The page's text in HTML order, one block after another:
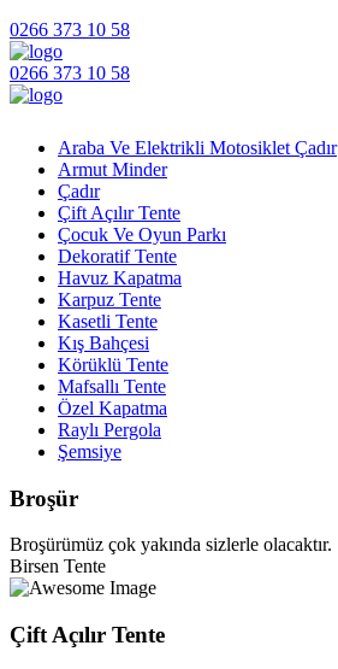
0266 373 10 58
0266 373 10 58
Araba Ve Elektrikli Motosiklet Çadır
Armut Minder
Çadır
Çift Açılır Tente
Çocuk Ve Oyun Parkı
Dekoratif Tente
Havuz Kapatma
Karpuz Tente
Kasetli Tente
Kış Bahçesi
Körüklü Tente
Mafsallı Tente
Özel Kapatma
Raylı Pergola
Şemsiye
Broşür
Broşürümüz çok yakında sizlerle olacaktır.
Birsen Tente
Çift Açılır Tente